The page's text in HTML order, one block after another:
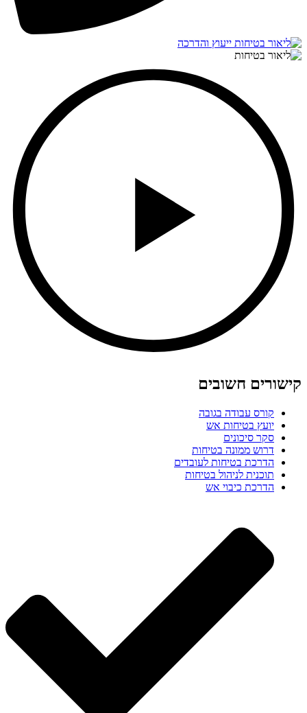
קישורים חשובים
קורס עבודה בגובה
יועץ בטיחות אש
סקר סיכונים
דרוש ממונה בטיחות
הדרכת בטיחות לעובדים
תוכנית לניהול בטיחות
הדרכת כיבוי אש